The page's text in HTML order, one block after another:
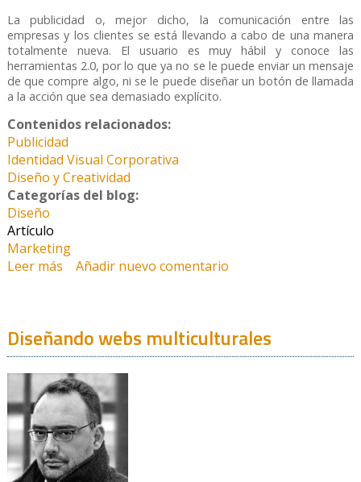
La publicidad o, mejor dicho, la comunicación entre las
empresas y los clientes se está llevando a cabo de una manera
totalmente nueva. El usuario es muy hábil y conoce las
herramientas 2.0, por lo que ya no se le puede enviar un mensaje
de que compre algo, ni se le puede diseñar un botón de llamada
a la acción que sea demasiado explícito.
Contenidos relacionados:
Publicidad
Identidad Visual Corporativa
Diseño y Creatividad
Categorías del blog:
Diseño
Artículo
Marketing
Leer más sobre El mensaje del Navegante 2.0
Añadir nuevo comentario
Diseñando webs multiculturales